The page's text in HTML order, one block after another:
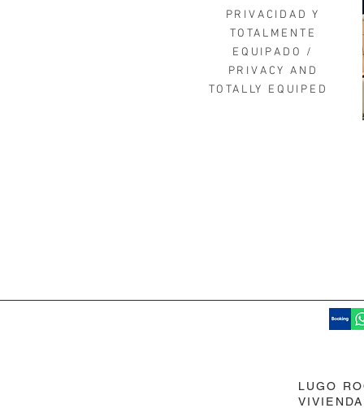
PRIVACIDAD Y
TOTALMENTE
EQUIPADO /
PRIVACY AND
TOTALLY EQUIPED
LUGO